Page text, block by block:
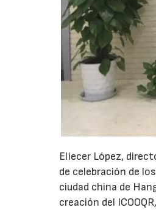
Eliecer López,
de celebración de
ciudad china de
creación del